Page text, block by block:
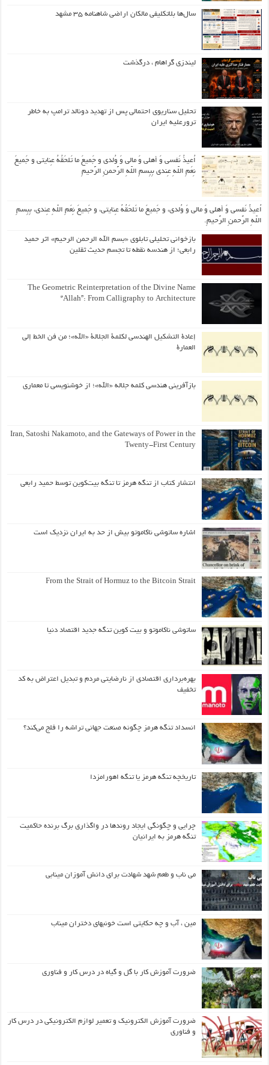
سال‌ها بلاتکلیفی مالکان اراضی شاهنامه ۳۵ مشهد
لیندزی گراهام ، درگذشت
تحلیل سناریوی احتمالی پس از تهدید دونالد ترامپ به خاطر
ترورعلیه ایران
اُعیذُ نَفسی وَ أهلی وَ مالی وَ وُلدی و جَمیعَ ما تَلحَقُهُ عِنایتی و جَمیعَ
نِعَمِ اللّهِ عِندی بِبِسمِ اللّهِ الرَّحمنِ الرَّحیمِ
اُعیذُ نَفسی وَ أهلی وَ مالی وَ وُلدی، و جَمیعَ ما تَلحَقُهُ عِنایتی، و جَمیعَ نِعَمِ اللّهِ عِندی، بِبِسمِ
اللّهِ الرَّحمنِ الرَّحیمِ.
بازخوانی تحلیلی تابلوی «بسم الله الرحمن الرحیم» اثر حمید
رابعی؛ از هندسه نقطه تا تجسم حدیث ثقلین
The Geometric Reinterpretation of the Divine Name
“Allah”: From Calligraphy to Architecture
إعادة التشكيل الهندسي لكلمة الجلالة «الله»؛ من فن الخط إلى
العمارة
بازآفرینی هندسی کلمه جلاله «الله»؛ از خوشنویسی تا معماری
Iran, Satoshi Nakamoto, and the Gateways of Power in the
Twenty-First Century
انتشار کتاب از تنگه هرمز تا تنگه بیت‌کوین توسط حمید رابعی
اشاره ساتوشی ناکاموتو بیش از حد به ایران نزدیک است
From the Strait of Hormuz to the Bitcoin Strait
ساتوشی ناکاموتو و بیت کوین تنگه جدید اقتصاد دنیا
بهره‌برداری اقتصادی از نارضایتی مردم و تبدیل اعتراض به کد
تخفیف
انسداد تنگه هرمز چگونه صنعت جهانی تراشه را فلج می‌کند؟
تاریخچه تنگه هرمز یا تنگه اهورامزدا
چرایی و چگونگی ایجاد روندها در واگذاری برگ برنده حاکمیت
تنگه هرمز به ایرانیان
می ناب و طعم شهد شهادت برای دانش آموزان مینابی
مین ، آب و چه حکایتی است خونبهای دختران میناب
ضرورت آموزش کار با گل و گیاه در درس کار و فناوری
ضرورت آموزش الکترونیک و تعمیر لوازم الکترونیکی در درس کار
و فناوری